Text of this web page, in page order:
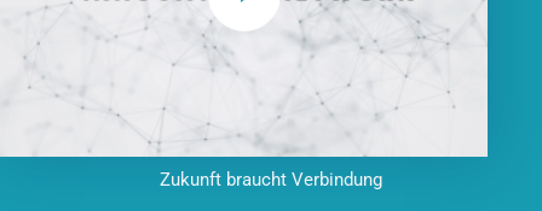
Zukunft braucht Verbindung